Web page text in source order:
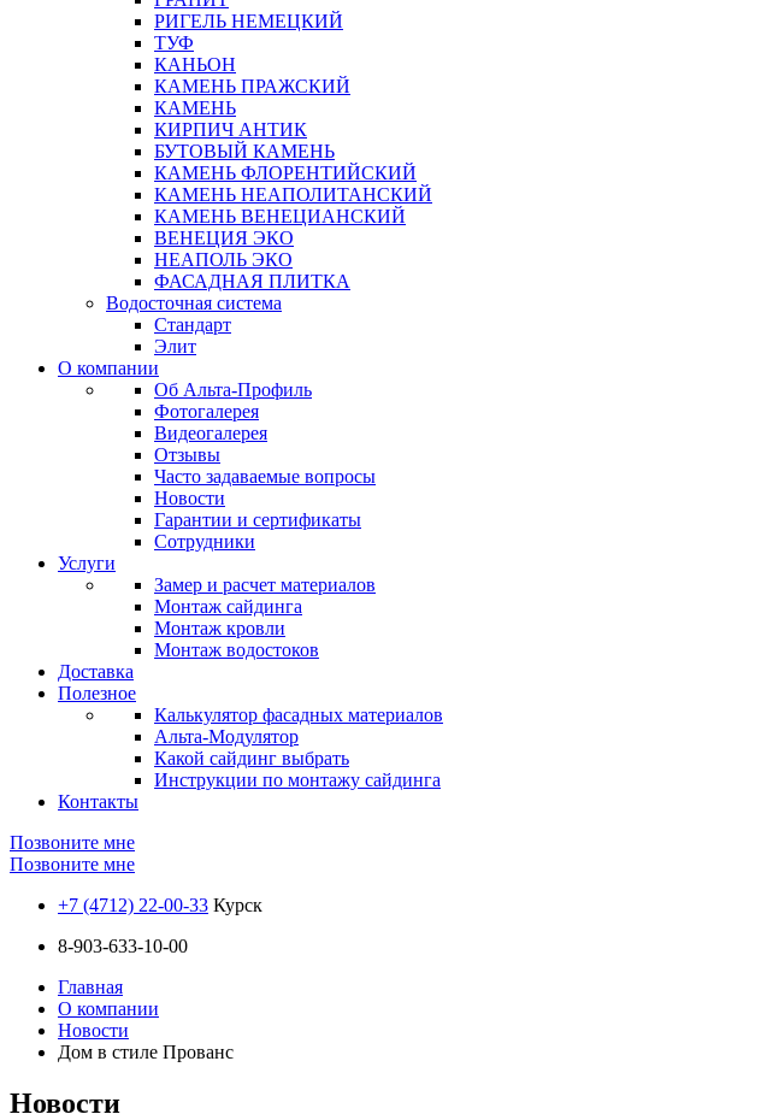
РИГЕЛЬ НЕМЕЦКИЙ
ТУФ
КАНЬОН
КАМЕНЬ ПРАЖСКИЙ
КАМЕНЬ
КИРПИЧ АНТИК
БУТОВЫЙ КАМЕНЬ
КАМЕНЬ ФЛОРЕНТИЙСКИЙ
КАМЕНЬ НЕАПОЛИТАНСКИЙ
КАМЕНЬ ВЕНЕЦИАНСКИЙ
ВЕНЕЦИЯ ЭКО
НЕАПОЛЬ ЭКО
ФАСАДНАЯ ПЛИТКА
Водосточная система
Стандарт
Элит
О компании
Об Альта-Профиль
Фотогалерея
Видеогалерея
Отзывы
Часто задаваемые вопросы
Новости
Гарантии и сертификаты
Сотрудники
Услуги
Замер и расчет материалов
Монтаж сайдинга
Монтаж кровли
Монтаж водостоков
Доставка
Полезное
Калькулятор фасадных материалов
Альта-Модулятор
Какой сайдинг выбрать
Инструкции по монтажу сайдинга
Контакты
Позвоните мне
Позвоните мне
+7 (4712) 22-00-33 Курск
8-903-633-10-00
Главная
О компании
Новости
Дом в стиле Прованс
Новости